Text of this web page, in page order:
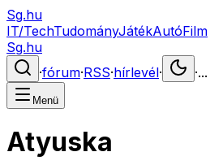
Sg.hu
IT/TechTudományJátékAutóFilm
Sg.hu
·fórum·RSS·hírlevél· ·...
Menü
Atyuska